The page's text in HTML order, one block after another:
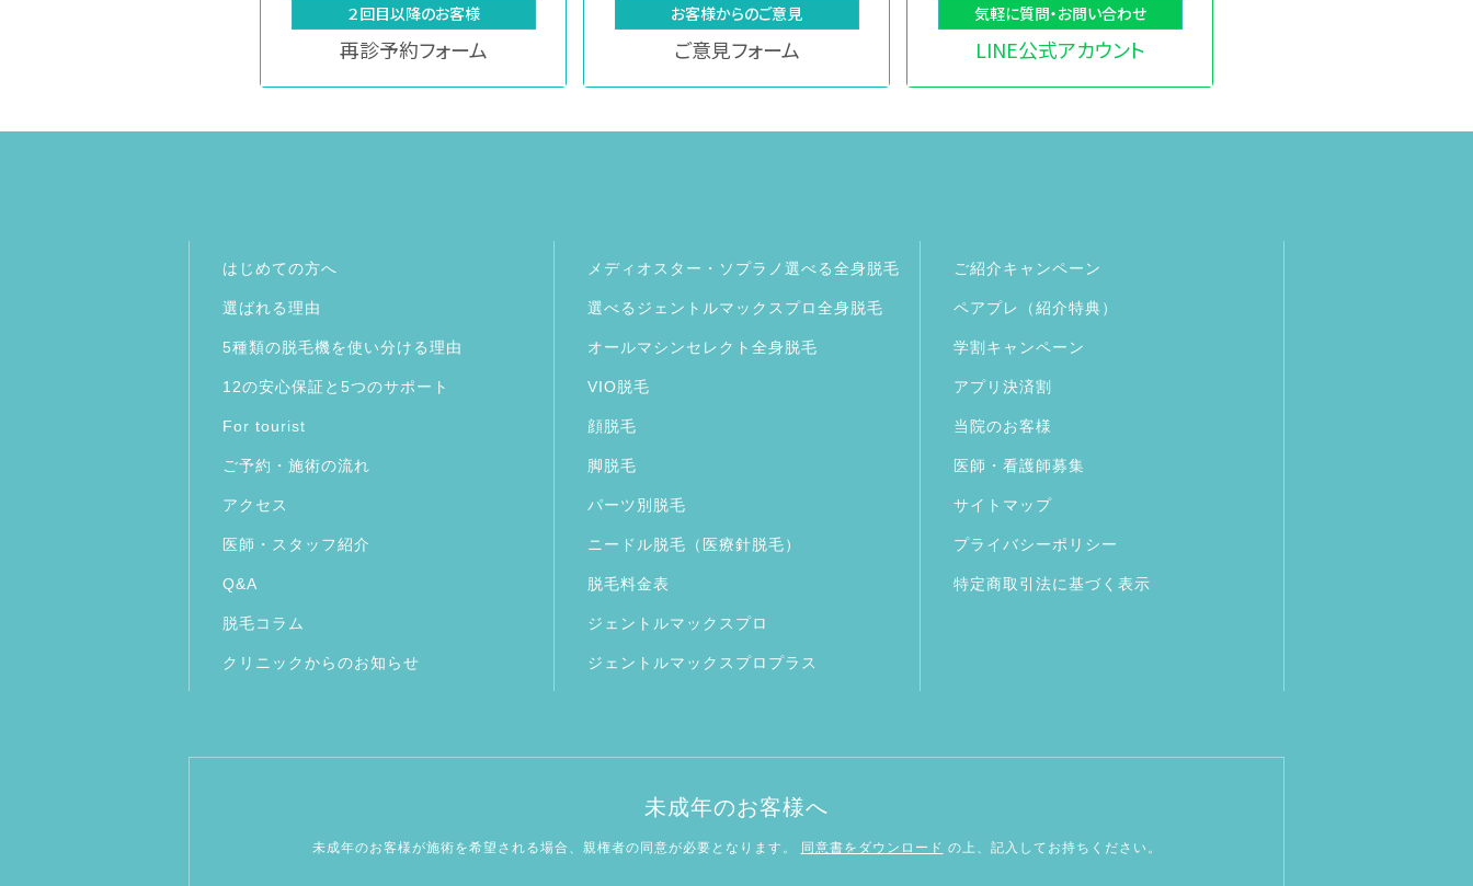
２回目以降のお客様
再診予約フォーム
お客様からのご意見
ご意見フォーム
気軽に質問・お問い合わせ
LINE公式アカウント
はじめての方へ
選ばれる理由
5種類の脱毛機を使い分ける理由
12の安心保証と5つのサポート
For tourist
ご予約・施術の流れ
アクセス
医師・スタッフ紹介
Q&A
脱毛コラム
クリニックからのお知らせ
メディオスター・ソプラノ選べる全身脱毛
選べるジェントルマックスプロ全身脱毛
オールマシンセレクト全身脱毛
VIO脱毛
顔脱毛
脚脱毛
パーツ別脱毛
ニードル脱毛（医療針脱毛）
脱毛料金表
ジェントルマックスプロ
ジェントルマックスプロプラス
ご紹介キャンペーン
ペアプレ（紹介特典）
学割キャンペーン
アプリ決済割
当院のお客様
医師・看護師募集
サイトマップ
プライバシーポリシー
特定商取引法に基づく表示
未成年のお客様へ
未成年のお客様が施術を希望される場合、親権者の同意が必要となります。 同意書をダウンロード の上、記入してお持ちください。